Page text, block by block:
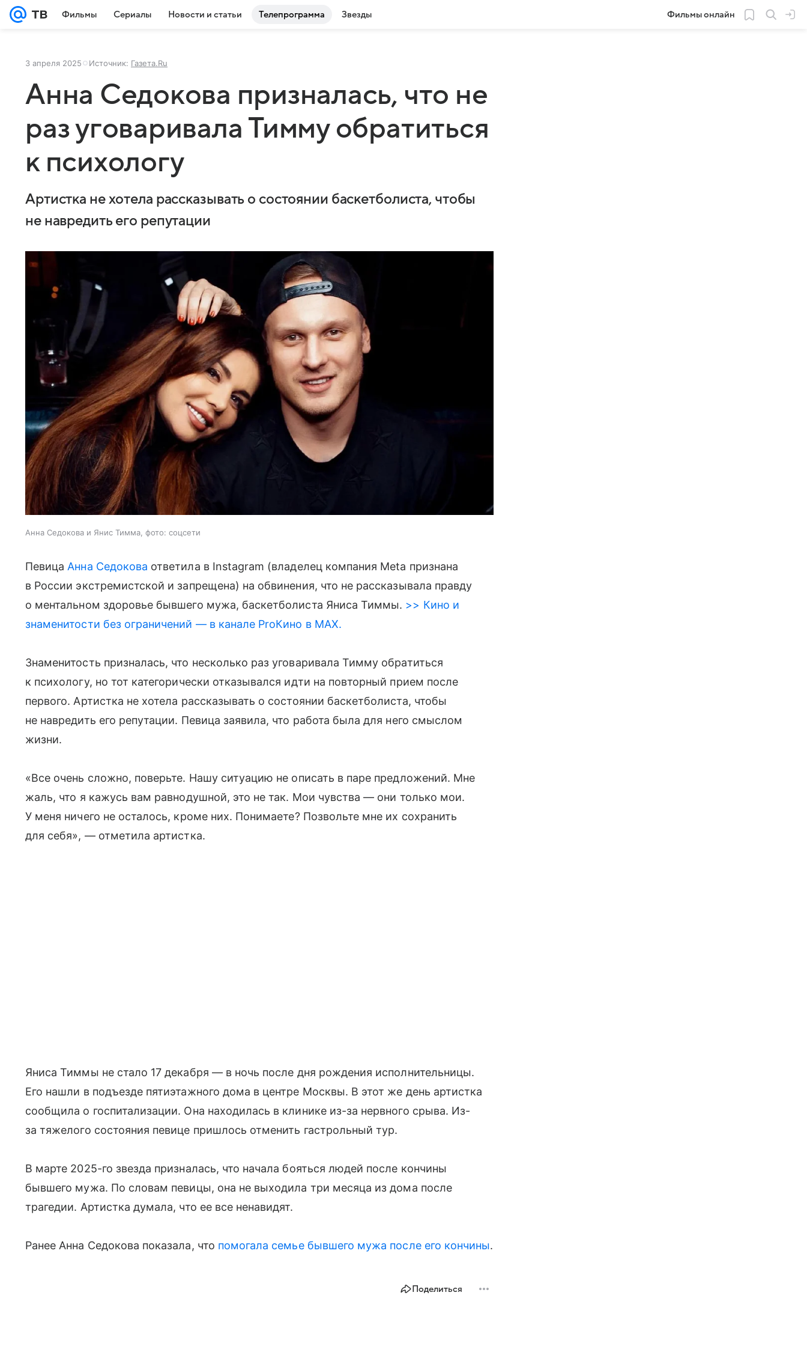
Фильмы Сериалы Новости и статьи Телепрограмма Звезды Фильмы онлайн
3 апреля 2025 Источник: Газета.Ru
Анна Седокова призналась, что не
раз уговаривала Тимму обратиться
к психологу
Артистка не хотела рассказывать о состоянии баскетболиста, чтобы
не навредить его репутации
Анна Седокова и Янис Тимма, фото: соцсети
Певица Анна Седокова ответила в Instagram (владелец компания Meta признана
в России экстремистской и запрещена) на обвинения, что не рассказывала правду
о ментальном здоровье бывшего мужа, баскетболиста Яниса Тиммы. >> Кино и
знаменитости без ограничений — в канале ProКино в MAX.
Знаменитость призналась, что несколько раз уговаривала Тимму обратиться
к психологу, но тот категорически отказывался идти на повторный прием после
первого. Артистка не хотела рассказывать о состоянии баскетболиста, чтобы
не навредить его репутации. Певица заявила, что работа была для него смыслом
жизни.
«Все очень сложно, поверьте. Нашу ситуацию не описать в паре предложений. Мне
жаль, что я кажусь вам равнодушной, это не так. Мои чувства — они только мои.
У меня ничего не осталось, кроме них. Понимаете? Позвольте мне их сохранить
для себя», — отметила артистка.
Яниса Тиммы не стало 17 декабря — в ночь после дня рождения исполнительницы.
Его нашли в подъезде пятиэтажного дома в центре Москвы. В этот же день артистка
сообщила о госпитализации. Она находилась в клинике из-за нервного срыва. Из-
за тяжелого состояния певице пришлось отменить гастрольный тур.
В марте 2025-го звезда призналась, что начала бояться людей после кончины
бывшего мужа. По словам певицы, она не выходила три месяца из дома после
трагедии. Артистка думала, что ее все ненавидят.
Ранее Анна Седокова показала, что помогала семье бывшего мужа после его кончины.
Поделиться